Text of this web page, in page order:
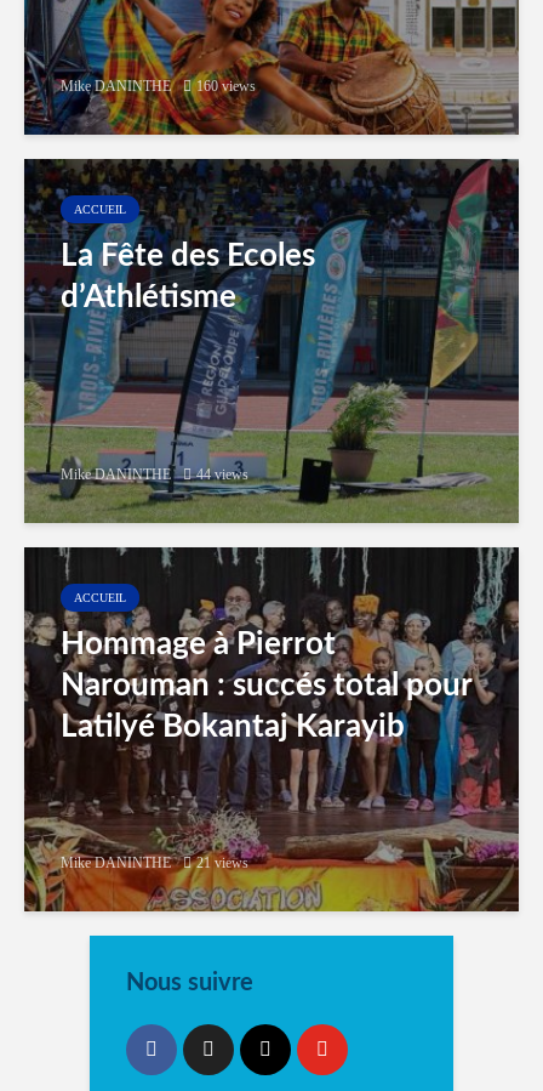
Mike DANINTHE 160 views
ACCUEIL
La Fête des Ecoles
d’Athlétisme
Mike DANINTHE 44 views
ACCUEIL
Hommage à Pierrot
Narouman : succés total pour
Latilyé Bokantaj Karayib
Mike DANINTHE 21 views
Nous suivre